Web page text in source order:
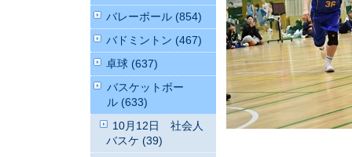
バレーボール (854)
バドミントン (467)
卓球 (637)
バスケットボー
ル (633)
10月12日 社会人
バスケ (39)